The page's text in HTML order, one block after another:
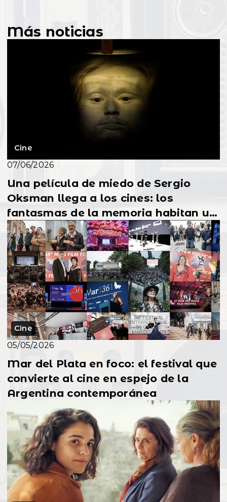
Más noticias
Cine
07/06/2026
Una película de miedo de Sergio
Oksman llega a los cines: los
fantasmas de la memoria habitan un
hotel vacío en Lisboa
Cine
05/05/2026
Mar del Plata en foco: el festival que
convierte al cine en espejo de la
Argentina contemporánea